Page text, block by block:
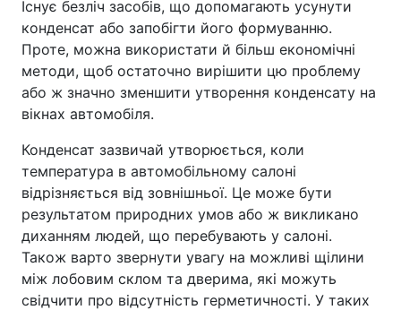
Існує безліч засобів, що допомагають усунути
конденсат або запобігти його формуванню.
Проте, можна використати й більш економічні
методи, щоб остаточно вирішити цю проблему
або ж значно зменшити утворення конденсату на
вікнах автомобіля.
Конденсат зазвичай утворюється, коли
температура в автомобільному салоні
відрізняється від зовнішньої. Це може бути
результатом природних умов або ж викликано
диханням людей, що перебувають у салоні.
Також варто звернути увагу на можливі щілини
між лобовим склом та дверима, які можуть
свідчити про відсутність герметичності. У таких